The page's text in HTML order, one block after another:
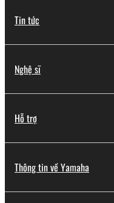
Tin tức
Nghệ sĩ
Hỗ trợ
Thông tin về Yamaha